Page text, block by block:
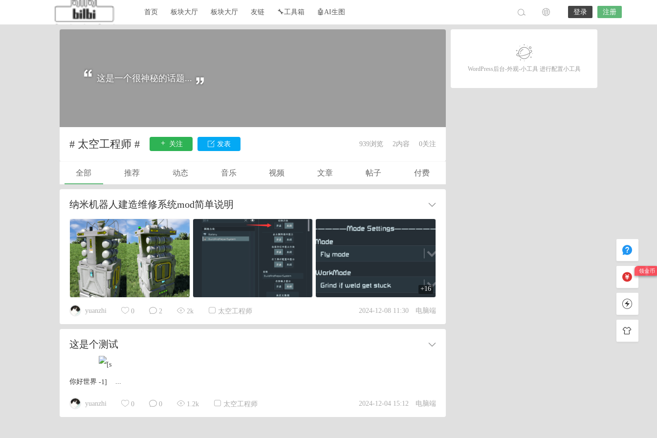
首页 板块大厅 板块大厅 友链 🔧工具箱 🤖AI生图 登录 注册
WordPress后台-外观-小工具 进行配置小工具
这是一个很神秘的话题...
# 太空工程师 # 关注 发表 939浏览 2内容 0关注
全部 推荐 动态 音乐 视频 文章 帖子 付费
纳米机器人建造维修系统mod简单说明
+16
yuanzhi 0 2 2k 太空工程师 2024-12-08 11:30 电脑端
这是个测试
你好世界
yuanzhi 0 0 1.2k 太空工程师 2024-12-04 15:12 电脑端